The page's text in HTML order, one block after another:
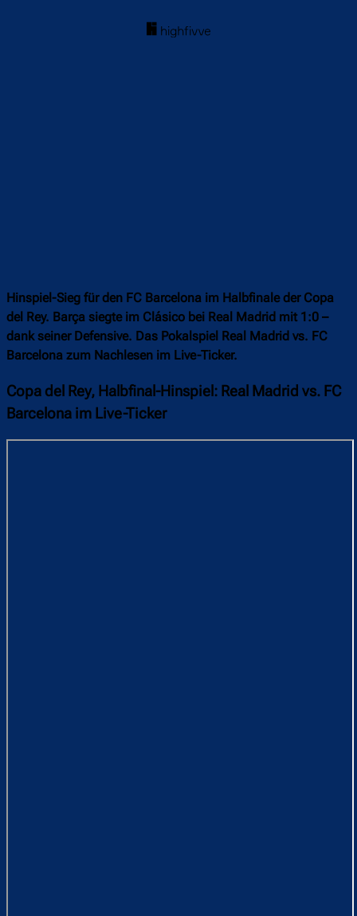
Hinspiel-Sieg für den FC Barcelona im Halbfinale der Copa
del Rey. Barça siegte im Clásico bei Real Madrid mit 1:0 –
dank seiner Defensive. Das Pokalspiel Real Madrid vs. FC
Barcelona zum Nachlesen im Live-Ticker.
Copa del Rey, Halbfinal-Hinspiel: Real Madrid vs. FC
Barcelona im Live-Ticker